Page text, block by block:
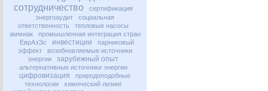
сотрудничество
сертификация
энергоаудит
социальная
ответственность
тепловые насосы
аммиак
промышленная интеграция стран
ЕврАзЭс
инвестиции
парниковый
эффект
возобновляемые источники
энергии
зарубежный опыт
альтернативные источники энергии
цифровизация
природоподобные
технологии
химический лизинг